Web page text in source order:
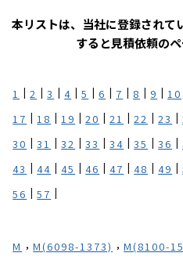
本リストは、当社に登録されて
すると見積依頼のペ
1 | 2 | 3 | 4 | 5 | 6 | 7 | 8 | 9 | 10
17 | 18 | 19 | 20 | 21 | 22 | 23 |
30 | 31 | 32 | 33 | 34 | 35 | 36 |
43 | 44 | 45 | 46 | 47 | 48 | 49 |
56 | 57 |
M , M(6098-1373) , M(8100-